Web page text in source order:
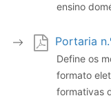
ensino
Portaria
Define os
formato
formativas